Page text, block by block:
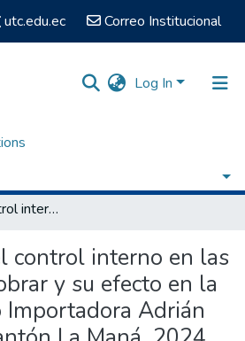
utc.edu.ec Correo Institucional
Log In
Titulación - Licenciatura en Contabilidad y Auditoria
Evaluación del control interno en las cuentas por cobrar y su efecto en la liquidez: Caso Importadora Adrián CÍA. LTDA., cantón La Maná, 2024.
control interno en las
y su efecto en la
Importadora Adrián